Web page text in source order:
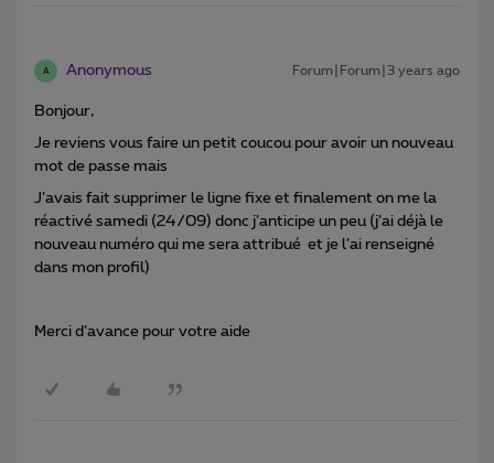
A Anonymous Forum|Forum|3 years ago
Bonjour,
Je reviens vous faire un petit coucou pour avoir un nouveau
mot de passe mais
J’avais fait supprimer le ligne fixe et finalement on me la
réactivé samedi (24/09) donc j’anticipe un peu (j’ai déjà le
nouveau numéro qui me sera attribué et je l’ai renseigné
dans mon profil)
Merci d’avance pour votre aide